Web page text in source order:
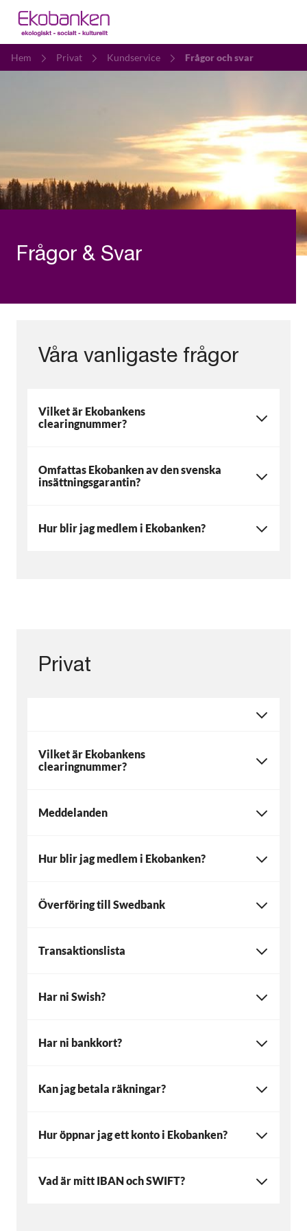
Hem Privat Kundservice Frågor och svar
Frågor & Svar
Våra vanligaste frågor
Vilket är Ekobankens
clearingnummer?
Omfattas Ekobanken av den svenska
insättningsgarantin?
Hur blir jag medlem i Ekobanken?
Privat
Vilket är Ekobankens
clearingnummer?
Meddelanden
Hur blir jag medlem i Ekobanken?
Överföring till Swedbank
Transaktionslista
Har ni Swish?
Har ni bankkort?
Kan jag betala räkningar?
Hur öppnar jag ett konto i Ekobanken?
Vad är mitt IBAN och SWIFT?